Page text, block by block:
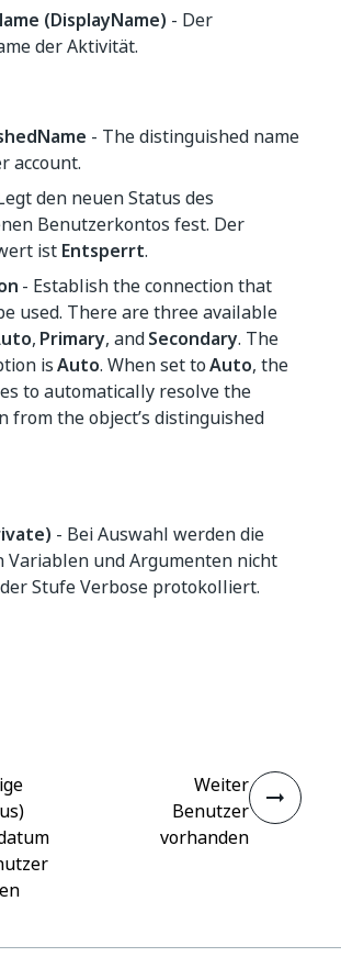
(DisplayName) - Der
der Aktivität.
- The distinguished name
account.
den neuen Status des
Benutzerkontos fest. Der
ist Entsperrt.
- Establish the connection that
used. There are three available
, Primary, andSecondary. The
isAuto. When set toAuto, the
to automatically resolve the
from the object’s distinguished
- Bei Auswahl werden die
Variablen und Argumenten nicht
Stufe Verbose protokolliert.
Weiter
Benutzer
vorhanden